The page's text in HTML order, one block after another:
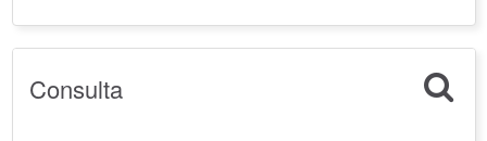
Consulta